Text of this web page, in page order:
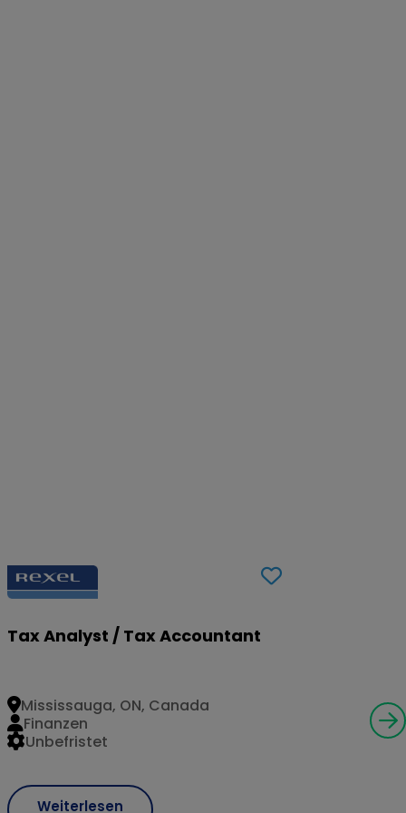
Tax Analyst / Tax Accountant
Weiterlesen
Mississauga, ON, Canada
Unbefristet
Finanzen